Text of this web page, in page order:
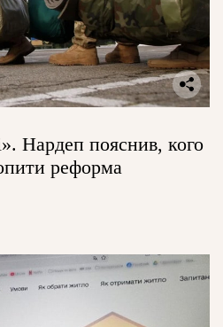
Нардеп пояснив, кого
реформа